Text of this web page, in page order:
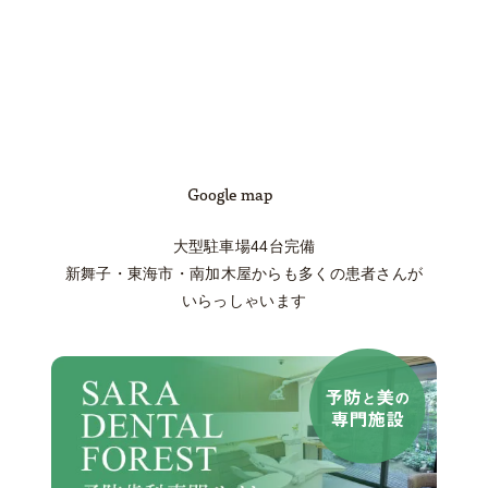
Google map
大型駐車場44台完備
新舞子・東海市・南加木屋からも多くの患者さんが
いらっしゃいます